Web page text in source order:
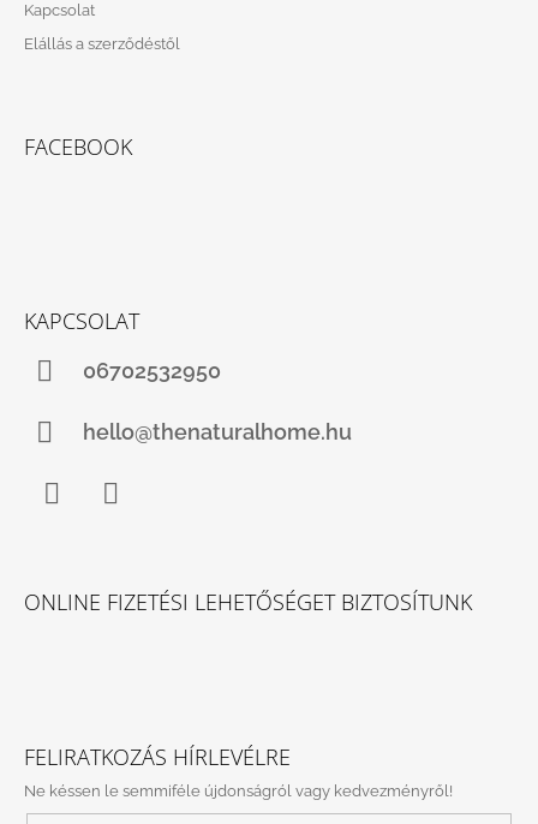
Kapcsolat
Elállás a szerződéstől
FACEBOOK
KAPCSOLAT
06702532950
hello@thenaturalhome.hu
ONLINE FIZETÉSI LEHETŐSÉGET BIZTOSÍTUNK
FELIRATKOZÁS HÍRLEVÉLRE
Ne késsen le semmiféle újdonságról vagy kedvezményről!